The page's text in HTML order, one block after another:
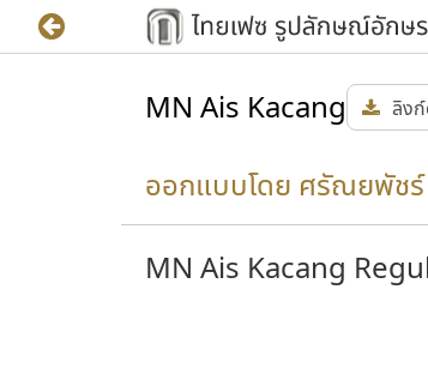
MN Ais Kacang ลิงก์
ออกแบบโดย ศรัณยพัช
MN Ais Kacang